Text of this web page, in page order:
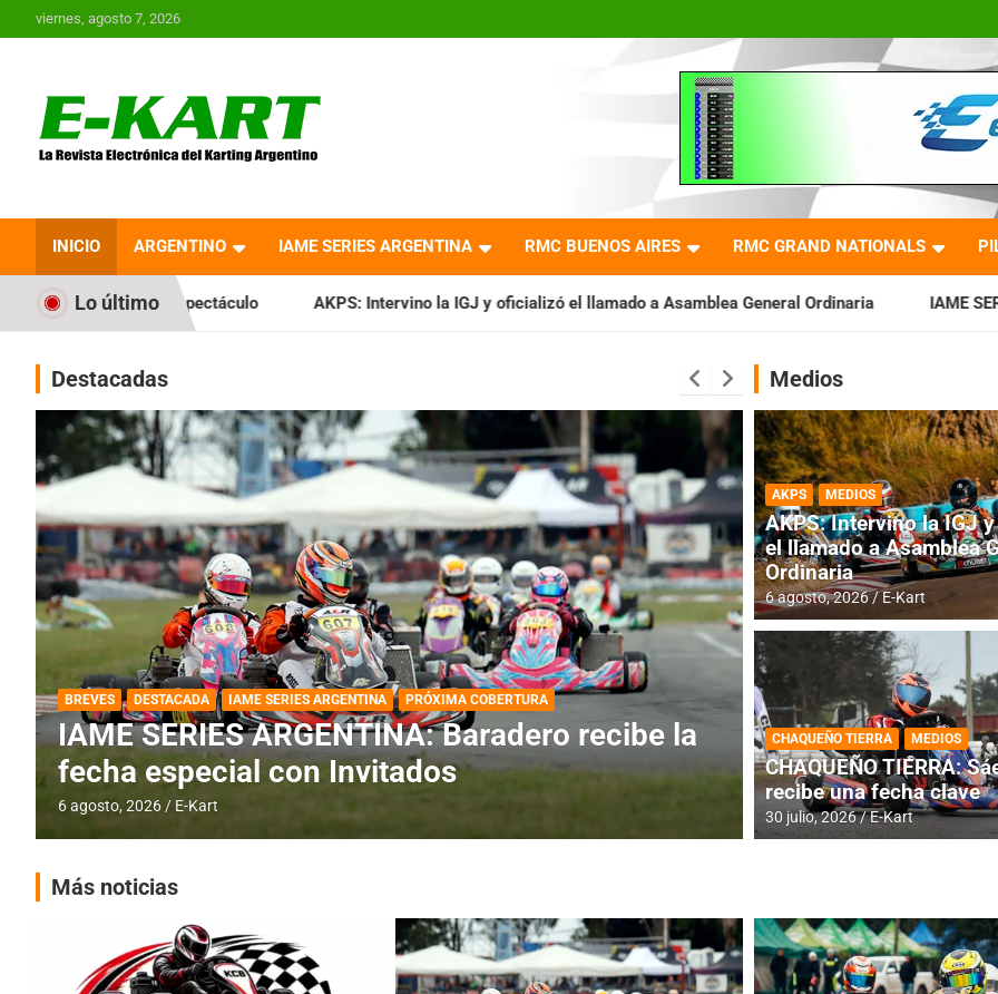
al
viernes, agosto 7, 2026
Revista Electrónica del
Karting en Argentina
INICIO ARGENTINO IAME SERIES ARGENTINA RMC BUENOS AIRES RMC GRAND NATIONALS
Lo último
AKPS: Intervino la IGJ y oficializó el llamado a Asamblea General Ordinaria IAME SERIES ARGENTINA:
Destacadas
DESTACADA IAME SERIES ARGENTINA
IAME SERIES ARGENTINA: Horarios para la
fecha con Invitados
4 agosto, 2026 E-Kart
DESTACADA INFORME CENTRAL
RMC BUENOS
histórica en
4 agosto, 2026 E-Kart
Medios
AKPS MEDIOS
AKPS: Intervino la IGJ
el llamado a Asamblea
Ordinaria
6 agosto, 2026 E-Kart
CHAQUEÑO TIERRA MEDIOS
CHAQUEÑO TIERRA:
recibe una fecha clave
30 julio, 2026 E-Kart
Más noticias